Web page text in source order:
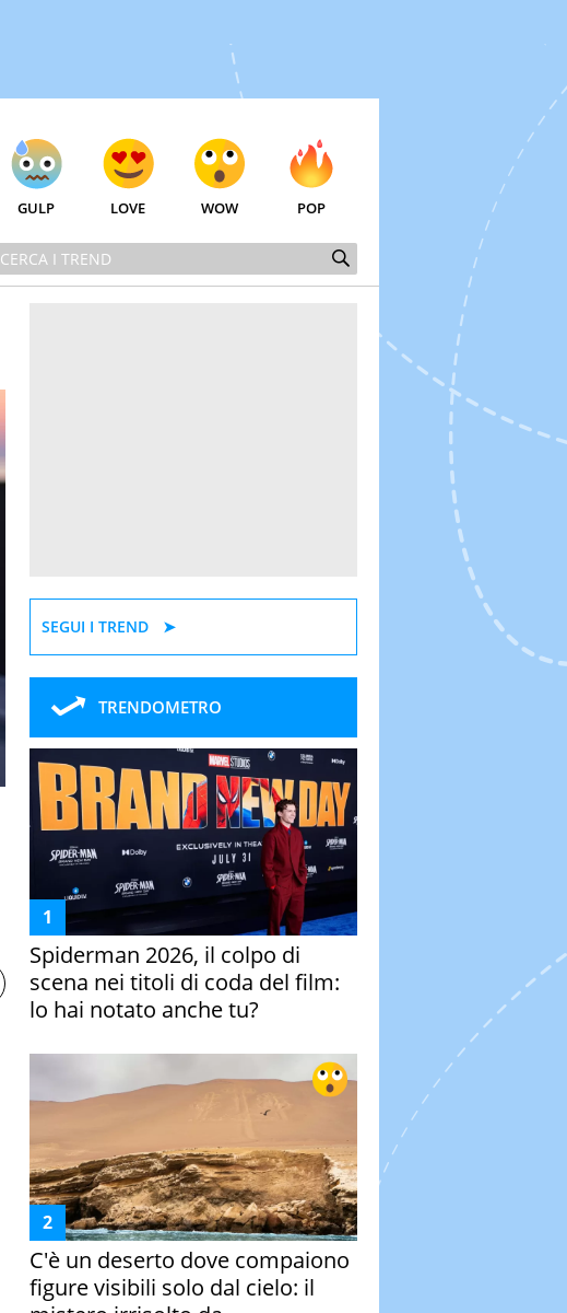
GULP LOVE WOW POP
SEGUI I TREND
TRENDOMETRO
Spiderman 2026, il colpo di
scena nei titoli di coda del film:
lo hai notato anche tu?
C'è un deserto dove compaiono
figure visibili solo dal cielo: il